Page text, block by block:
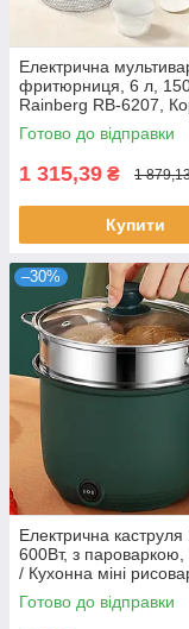
Електрична
фритюрниця, 6 л,
Rainberg RB-6207,
/ Багатофункціональна
мультиварка /
Готово до відправки
1 315,39 ₴ 1
Купити
–30%
Електрична каструля
600Вт, з
/ Кухонна міні
Електрокаструля
Готово до відправки